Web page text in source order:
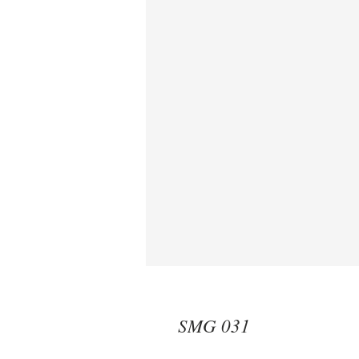
SMG 031